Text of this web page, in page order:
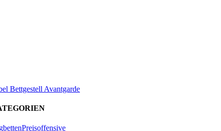
Bettgestell Avantgarde